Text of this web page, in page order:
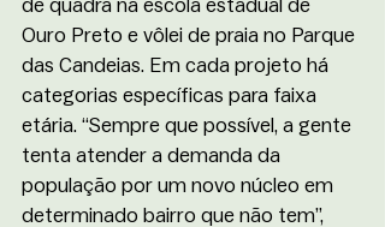
de quadra na escola estadual de
Ouro Preto e vôlei de praia no Parque
das Candeias. Em cada projeto há
categorias específicas para faixa
etária. “Sempre que possível, a gente
tenta atender a demanda da
população por um novo núcleo em
determinado bairro que não tem”,